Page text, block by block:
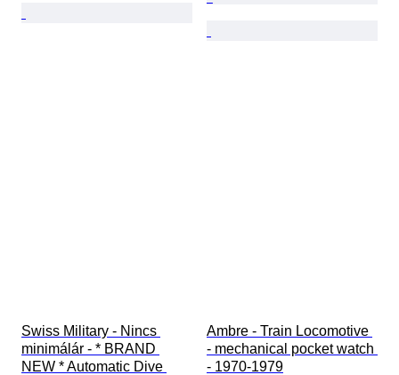
Swiss Military - Nincs
minimálár - * BRAND
NEW * Automatic Dive
Ambre - Train Locomotive
- mechanical pocket watch
- 1970-1979